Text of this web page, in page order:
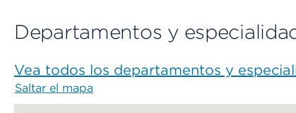
Departamentos y
Vea todos los departamentos y
Saltar el mapa